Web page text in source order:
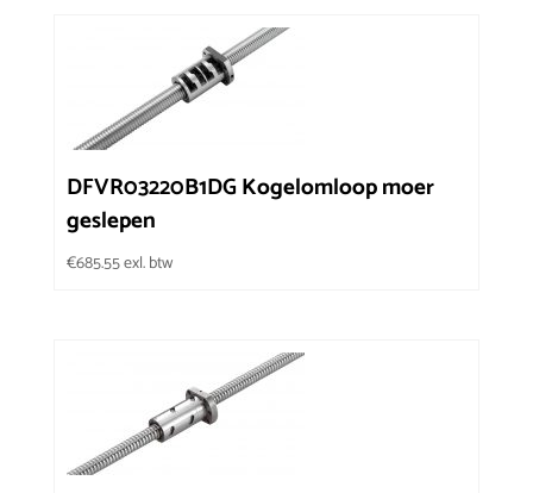
DFVR03220B1DG Kogelomloop moer
geslepen
€685.55exl. btw